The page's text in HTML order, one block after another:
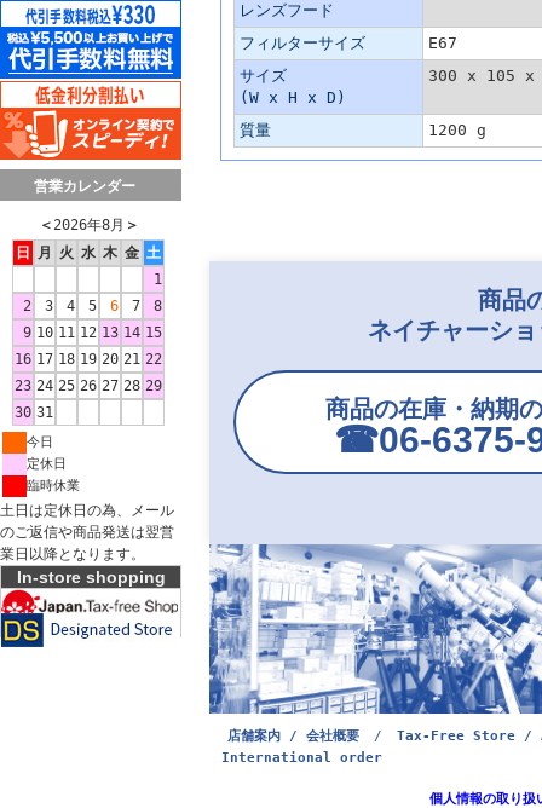
営業カレンダー
＜ 2026年8月 ＞
日
月 火 水 木 金 土
1
2
3 4 5 6 7
8
9 10 11 12 13 14 15
16 17 18 19 20 21 22
23 24 25 26 27 28 29
30 31
今日
定休日
臨時休業
土日は定休日の為、メール
のご返信や商品発送は翌営
業日以降となります。
In-store shopping
レンズフード
フィルターサイズ
E67
サイズ
(W x H x D)
300 x 105 x
質量 1200 g
商品
ネイチャーシ
商品の在庫・納期
☎︎06-6375-
店舗案内 / 会社概要 /
Tax-Free Store /
International order
個人情報の取り扱